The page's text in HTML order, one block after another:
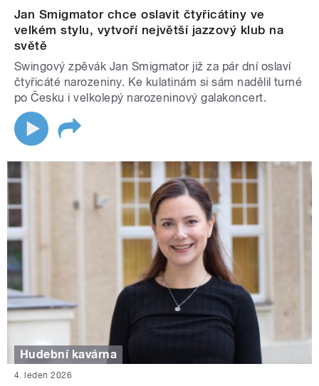
Jan Smigmator chce oslavit čtyřicátiny ve
velkém stylu, vytvoří největší jazzový klub na
světě
Swingový zpěvák Jan Smigmator již za pár dní oslaví
čtyřicáté narozeniny. Ke kulatinám si sám nadělil turné
po Česku i velkolepý narozeninový galakoncert.
Hudební kavárna
4. leden 2026